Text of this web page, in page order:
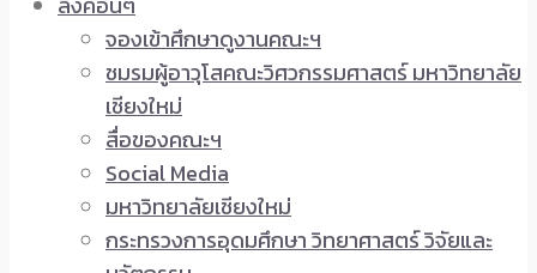
จองเข้าศึกษาดูงานคณะฯ
ชมรมผู้อาวุโสคณะวิศวกรรมศาสตร์ มหาวิทยาลัย
เชียงใหม่
สื่อของคณะฯ
Social Media
มหาวิทยาลัยเชียงใหม่
กระทรวงการอุดมศึกษา วิทยาศาสตร์ วิจัยและ